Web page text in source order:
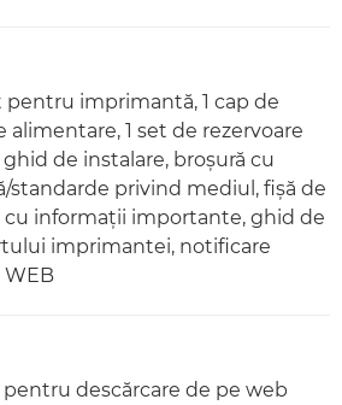
imprimantă, 1 cap de
alimentare, 1 set de rezervoare
de instalare, broşură cu
standarde privind mediul, fişă de
cu informaţii importante, ghid de
imprimantei, notificare
descărcare de pe web